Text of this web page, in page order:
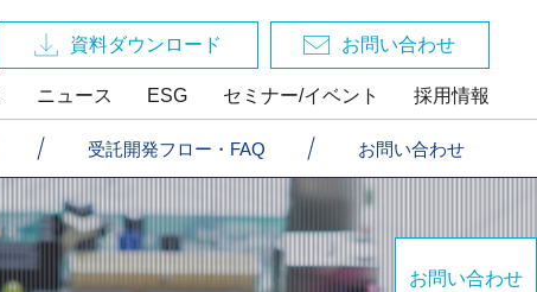
ニュース ESG セミナー/イベント 採用情報
資料ダウンロード お問い合わせ
受託開発フロー・FAQ お問い合わせ
受託開発フロー・FAQ お問い合わせ
お問い合わせ